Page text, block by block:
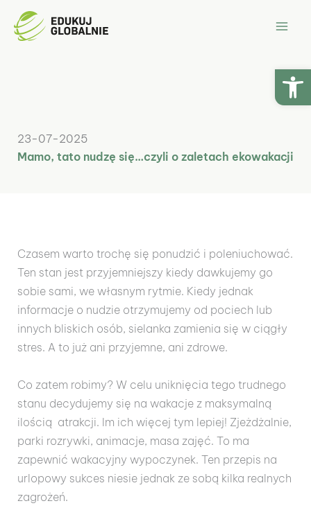
Przejdź
23-07-2025
Mamo, tato nudzę się…czyli o zaletach ekowakacji
Czasem warto trochę się ponudzić i poleniuchować.
Ten stan jest przyjemniejszy kiedy dawkujemy go
sobie sami, we własnym rytmie. Kiedy jednak
informacje o nudzie otrzymujemy od pociech lub
innych bliskich osób, sielanka zamienia się w ciągły
stres. A to już ani przyjemne, ani zdrowe.
Co zatem robimy? W celu uniknięcia tego trudnego
stanu decydujemy się na wakacje z maksymalną
ilością atrakcji. Im ich więcej tym lepiej! Zjeżdżalnie,
parki rozrywki, animacje, masa zajęć. To ma
zapewnić wakacyjny wypoczynek. Ten przepis na
urlopowy sukces niesie jednak ze sobą kilka realnych
zagrożeń.